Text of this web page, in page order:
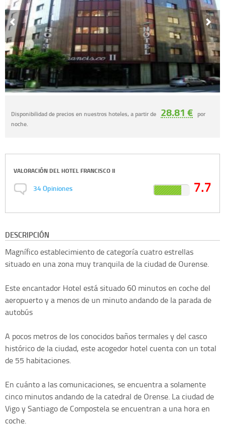
Disponibilidad de precios en nuestros hoteles, a partir de 28.81 € por
noche.
VALORACIÓN DEL HOTEL FRANCISCO II
34Opiniones 7.7
DESCRIPCIÓN
Magnífico establecimiento de categoría cuatro estrellas
situado en una zona muy tranquila de la ciudad de Ourense.
Este encantador Hotel está situado 60 minutos en coche del
aeropuerto y a menos de un minuto andando de la parada de
autobús
A pocos metros de los conocidos baños termales y del casco
histórico de la ciudad, este acogedor hotel cuenta con un total
de 55 habitaciones.
En cuánto a las comunicaciones, se encuentra a solamente
cinco minutos andando de la catedral de Orense. La ciudad de
Vigo y Santiago de Compostela se encuentran a una hora en
coche.